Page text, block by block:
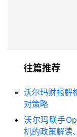
往篇推荐
沃尔玛财报解
对策略
沃尔玛联手
机的政策解读